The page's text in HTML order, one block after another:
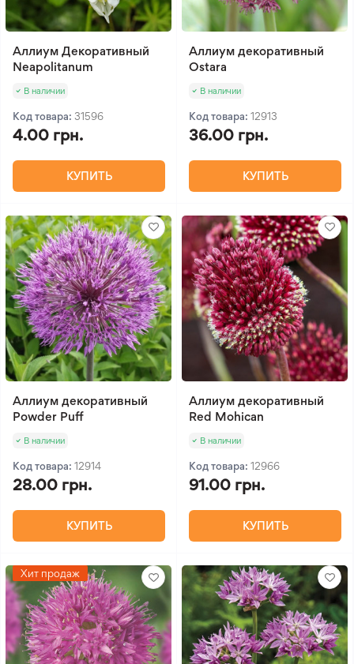
Аллиум Декоративный
Neapolitanum
В наличии
Код товара: 31596
4.00 грн.
КУПИТЬ
Аллиум декоративный
Ostara
В наличии
Код товара: 12913
36.00 грн.
КУПИТЬ
Аллиум декоративный
Powder Puff
В наличии
Код товара: 12914
28.00 грн.
КУПИТЬ
Аллиум декоративный
Red Mohican
В наличии
Код товара: 12966
91.00 грн.
КУПИТЬ
Хит продаж